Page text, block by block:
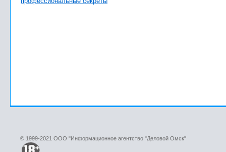
© 1999-2021 ООО "Информационное агентство "Деловой Омск"